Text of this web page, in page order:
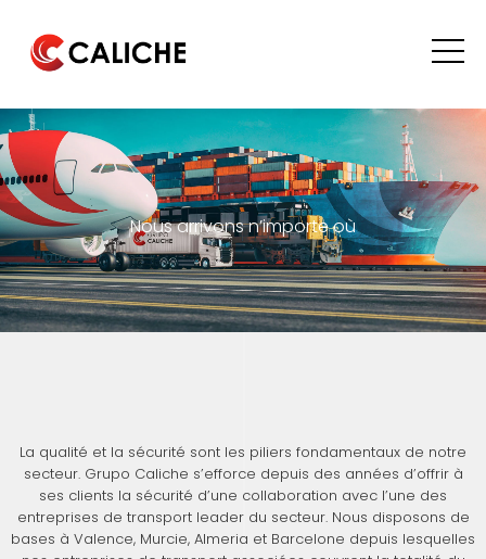
Nous arrivons n’importe où
La qualité et la sécurité sont les piliers fondamentaux de notre
secteur. Grupo Caliche s’efforce depuis des années d’offrir à
ses clients la sécurité d’une collaboration avec l’une des
entreprises de transport leader du secteur. Nous disposons de
bases à Valence, Murcie, Almeria et Barcelone depuis lesquelles